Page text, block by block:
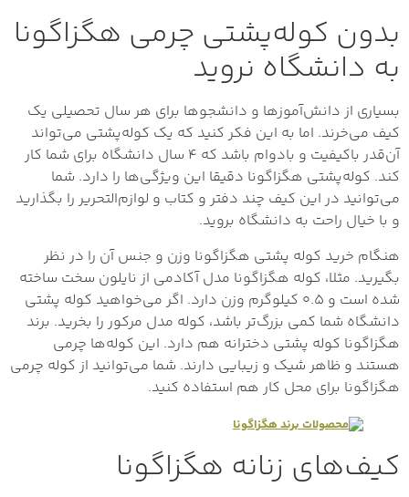
بدون کوله‌پشتی چرمی هگزاگونا
به دانشگاه نروید
بسیاری از دانش‌آموزها و دانشجوها برای هر سال تحصیلی یک
کیف می‌خرند. اما به این فکر کنید که یک کوله‌پشتی می‌تواند
آن‌قدر باکیفیت و بادوام باشد که ۴ سال دانشگاه برای شما کار
کند. کوله‌پشتی هگزاگونا دقیقا این ویژگی‌ها را دارد. شما
می‌توانید در این کیف چند دفتر و کتاب و لوازم‌التحریر را بگذارید
و با خیال راحت به دانشگاه بروید.
هنگام خرید کوله‌ پشتی هگزاگونا وزن و جنس آن را در نظر
بگیرید. مثلا، کوله هگزاگونا مدل آکادمی از نایلون سخت ساخته
شده است و ۰.۵ کیلوگرم وزن دارد. اگر می‌خواهید کوله پشتی
دانشگاه شما کمی بزرگ‌تر باشد، کوله مدل مرکور را بخرید. برند
هگزاگونا کوله پشتی دخترانه هم دارد. این کوله‌ها چرمی
هستند و ظاهر شیک و زیبایی دارند. شما می‌توانید از کوله چرمی
هگزاگونا برای محل کار هم استفاده کنید.
کیف‌های زنانه هگزاگونا